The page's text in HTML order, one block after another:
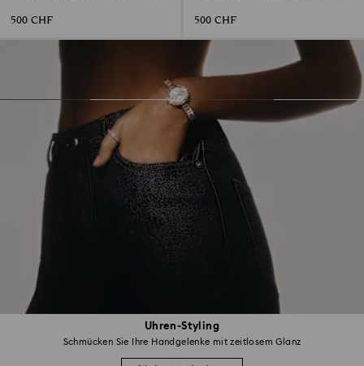
Uhren-Styling
Schmücken Sie Ihre Handgelenke mit zeitlosem Glanz
500 CHF 500 CHF